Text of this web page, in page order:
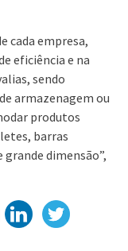
cada empresa,
eficiência e na
sendo
armazenagem ou
produtos
barras
dimensão”,